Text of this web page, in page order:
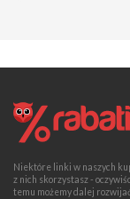
Niektóre linki w naszych
z nich skorzystasz -
temu możemy dalej